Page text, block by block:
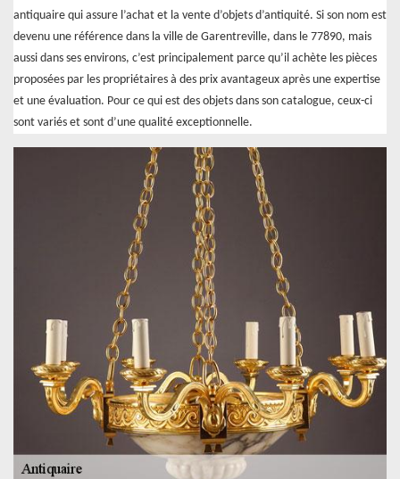
antiquaire qui assure l’achat et la vente d’objets d’antiquité. Si son nom est
devenu une référence dans la ville de Garentreville, dans le 77890, mais
aussi dans ses environs, c’est principalement parce qu’il achète les pièces
proposées par les propriétaires à des prix avantageux après une expertise
et une évaluation. Pour ce qui est des objets dans son catalogue, ceux-ci
sont variés et sont d’une qualité exceptionnelle.